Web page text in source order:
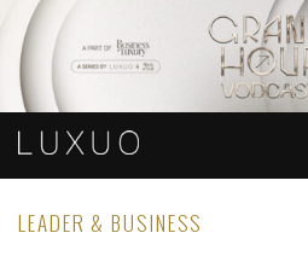
LEADER & BUSINESS